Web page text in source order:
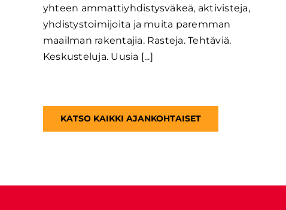
yhteen ammattiyhdistysväkeä, aktivisteja,
yhdistystoimijoita ja muita paremman
maailman rakentajia. Rasteja. Tehtäviä.
Keskusteluja. Uusia [...]
KATSO KAIKKI AJANKOHTAISET